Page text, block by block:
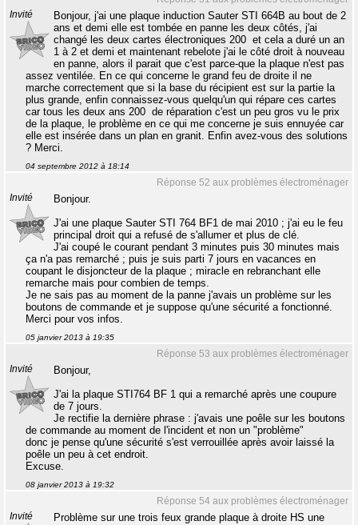
Invité
Bonjour, j'ai une plaque induction Sauter STI 664B au bout de 2
ans et demi elle est tombée en panne les deux côtés, j'ai
changé les deux cartes électroniques 200  et cela a duré un an
1 à 2 et demi et maintenant rebelote j'ai le côté droit à nouveau
en panne, alors il parait que c'est parce-que la plaque n'est pas
assez ventilée. En ce qui concerne le grand feu de droite il ne
marche correctement que si la base du récipient est sur la partie la
plus grande, enfin connaissez-vous quelqu'un qui répare ces cartes
car tous les deux ans 200  de réparation c'est un peu gros vu le prix
de la plaque, le problème en ce qui me concerne je suis ennuyée car
elle est insérée dans un plan en granit. Enfin avez-vous des solutions
? Merci.
04 septembre 2012 à 18:14
Réponse 52 aux problèmes électroménager
Invité
Bonjour.
J'ai une plaque Sauter STI 764 BF1 de mai 2010 ; j'ai eu le feu
principal droit qui a refusé de s'allumer et plus de clé.
J'ai coupé le courant pendant 3 minutes puis 30 minutes mais
ça n'a pas remarché ; puis je suis parti 7 jours en vacances en
coupant le disjoncteur de la plaque ; miracle en rebranchant elle
remarche mais pour combien de temps.
Je ne sais pas au moment de la panne j'avais un problème sur les
boutons de commande et je suppose qu'une sécurité a fonctionné.
Merci pour vos infos.
05 janvier 2013 à 19:35
Réponse 53 aux problèmes électroménager
Invité
Bonjour,
J'ai la plaque STI764 BF 1 qui a remarché après une coupure
de 7 jours.
Je rectifie la dernière phrase : j'avais une poêle sur les boutons
de commande au moment de l'incident et non un "problème"
donc je pense qu'une sécurité s'est verrouillée après avoir laissé la
poêle un peu à cet endroit.
Excuse.
08 janvier 2013 à 19:32
Réponse 54 aux problèmes électroménager
Invité
Problème sur une trois feux grande plaque à droite HS une